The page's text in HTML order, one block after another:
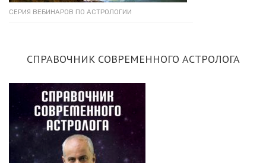
СЕРИЯ ВЕБИНАРОВ ПО АСТРОЛОГИИ
СПРАВОЧНИК СОВРЕМЕННОГО АСТРОЛОГА